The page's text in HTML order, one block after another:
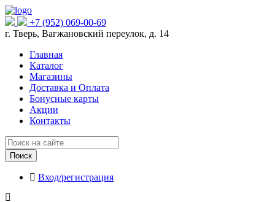
+7 (952) 069-00-69
г. Тверь, Вагжановский переулок, д. 14
Главная
Каталог
Магазины
Доставка и Оплата
Бонусные карты
Акции
Контакты
Поиск
Вход/регистрация